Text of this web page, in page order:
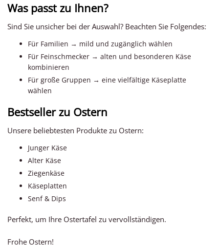
Was passt zu Ihnen?
Sind Sie unsicher bei der Auswahl? Beachten Sie Folgendes:
Für Familien → mild und zugänglich wählen
Für Feinschmecker → alten und besonderen Käse
kombinieren
Für große Gruppen → eine vielfältige Käseplatte
wählen
Bestseller zu Ostern
Unsere beliebtesten Produkte zu Ostern:
Junger Käse
Alter Käse
Ziegenkäse
Käseplatten
Senf & Dips
Perfekt, um Ihre Ostertafel zu vervollständigen.
Frohe Ostern!